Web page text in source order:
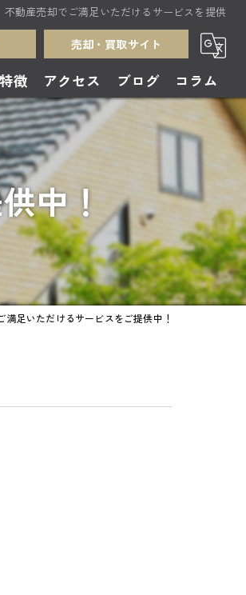
不動産売却でご満足いただけるサービスを提供
売却・買取サイト
徴 アクセス ブログ コラム
中！
満足いただけるサービスをご提供中！